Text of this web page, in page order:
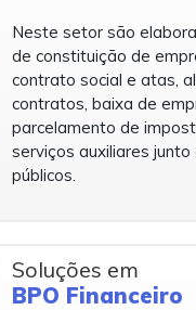
Neste setor são
de constituição de
contrato social e atas,
contratos, baixa de
parcelamento de
serviços auxiliares
públicos.
Soluções em
BPO Financeiro